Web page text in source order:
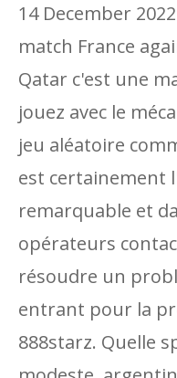
14 December
match France
Qatar c'est une
jouez avec le
jeu aléatoire
est certainement
remarquable et
opérateurs
résoudre un
entrant pour la
888starz. Quelle